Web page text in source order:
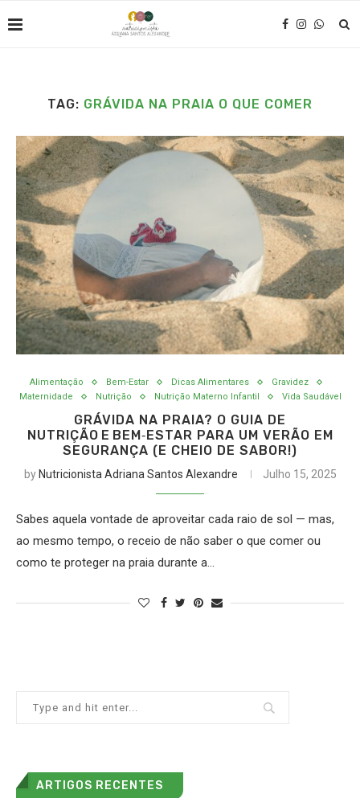
TAG: GRÁVIDA NA PRAIA O QUE COMER
Alimentação Bem-Estar Dicas Alimentares
Gravidez
Maternidade
Nutrição Nutrição Materno Infantil Vida Saudável
GRÁVIDA NA PRAIA? O GUIA DE
NUTRIÇÃO E BEM‑ESTAR PARA UM VERÃO EM
SEGURANÇA (E CHEIO DE SABOR!)
by Nutricionista Adriana Santos Alexandre Julho 15, 2025
Sabes aquela vontade de aproveitar cada raio de sol — mas,
ao mesmo tempo, o receio de não saber o que comer ou
como te proteger na praia durante a…
ARTIGOS RECENTES